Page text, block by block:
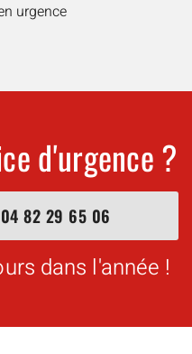
urgence
d'urgence ?
04 82 29 65 06
dans l'année !